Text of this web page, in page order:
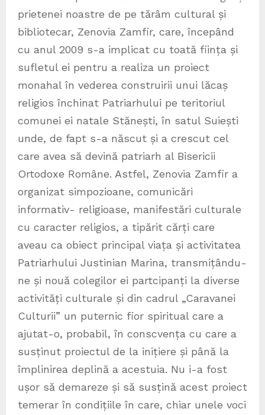
prietenei noastre de pe tărâm cultural și
bibliotecar, Zenovia Zamfir, care, începând
cu anul 2009 s-a implicat cu toată ființa și
sufletul ei pentru a realiza un proiect
monahal în vederea construirii unui lăcaș
religios închinat Patriarhului pe teritoriul
comunei ei natale Stănești, în satul Suiești
unde, de fapt s-a născut și a crescut cel
care avea să devină patriarh al Bisericii
Ortodoxe Române. Astfel, Zenovia Zamfir a
organizat simpozioane, comunicări
informativ- religioase, manifestări culturale
cu caracter religios, a tipărit cărți care
aveau ca obiect principal viața și activitatea
Patriarhului Justinian Marina, transmițându-
ne și nouă colegilor ei partcipanți la diverse
activități culturale și din cadrul „Caravanei
Culturii” un puternic fior spiritual care a
ajutat-o, probabil, în conscvența cu care a
susținut proiectul de la inițiere și până la
împlinirea deplină a acestuia. Nu i-a fost
ușor să demareze și să susțină acest proiect
temerar în condițiile în care, chiar unele voci